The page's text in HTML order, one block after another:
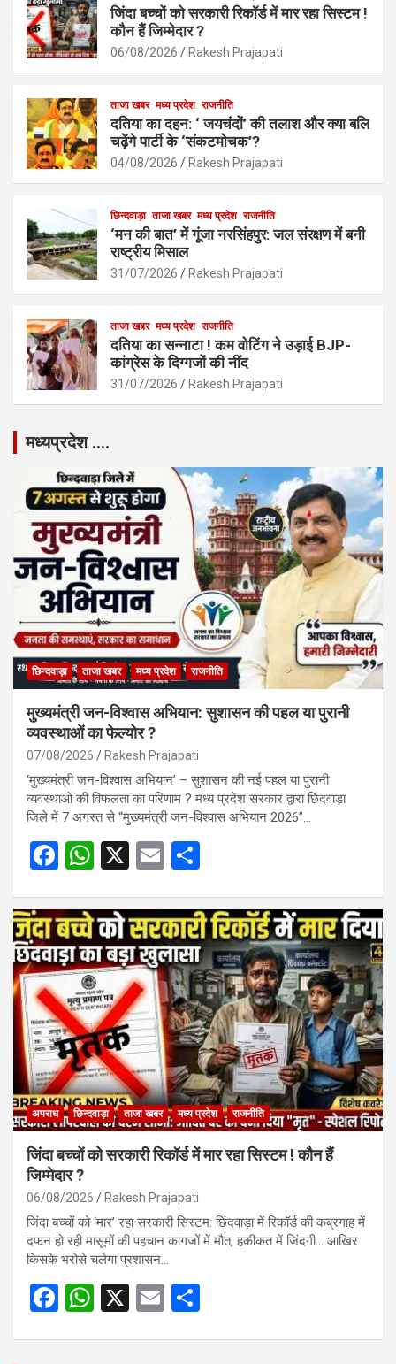
o
o
k
A
p
p
जिंदा बच्चों को सरकारी रिकॉर्ड में मार रहा सिस्टम !
कौन हैं जिम्मेदार ?
06/08/2026 Rakesh Prajapati
ताजा खबर मध्य प्रदेश राजनीति
दतिया का दहन: ‘ जयचंदों’ की तलाश और क्या बलि
चढ़ेंगे पार्टी के ‘संकटमोचक’?
04/08/2026 Rakesh Prajapati
छिन्दवाड़ा ताजा खबर मध्य प्रदेश राजनीति
‘मन की बात’ में गूंजा नरसिंहपुर: जल संरक्षण में बनी
राष्ट्रीय मिसाल
31/07/2026 Rakesh Prajapati
ताजा खबर मध्य प्रदेश राजनीति
दतिया का सन्नाटा ! कम वोटिंग ने उड़ाई BJP-
कांग्रेस के दिग्गजों की नींद
31/07/2026 Rakesh Prajapati
मध्यप्रदेश ….
छिन्दवाड़ा ताजा खबर मध्य प्रदेश राजनीति
मुख्यमंत्री जन-विश्वास अभियान: सुशासन की पहल या पुरानी
व्यवस्थाओं का फेल्योर ?
07/08/2026 Rakesh Prajapati
‘मुख्यमंत्री जन-विश्वास अभियान’ – सुशासन की नई पहल या पुरानी
व्यवस्थाओं की विफलता का परिणाम ? मध्य प्रदेश सरकार द्वारा छिंदवाड़ा
जिले में 7 अगस्त से “मुख्यमंत्री जन-विश्वास अभियान 2026”…
F
ce
b
o
o
k
W
at
s
A
p
p
X
E
ail ar
e
अपराध छिन्दवाड़ा ताजा खबर मध्य प्रदेश राजनीति
जिंदा बच्चों को सरकारी रिकॉर्ड में मार रहा सिस्टम ! कौन हैं
जिम्मेदार ?
06/08/2026 Rakesh Prajapati
जिंदा बच्चों को ‘मार’ रहा सरकारी सिस्टम: छिंदवाड़ा में रिकॉर्ड की कब्रगाह में
दफन हो रही मासूमों की पहचान कागजों में मौत, हकीकत में जिंदगी… आखिर
किसके भरोसे चलेगा प्रशासन…
F
W X
E